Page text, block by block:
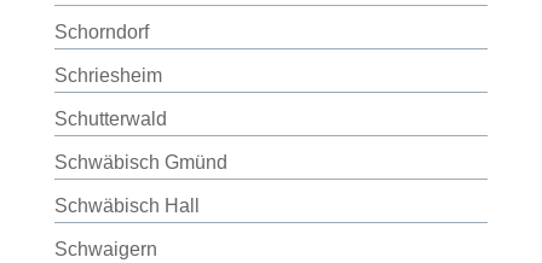
Schorndorf
Schriesheim
Schutterwald
Schwäbisch Gmünd
Schwäbisch Hall
Schwaigern